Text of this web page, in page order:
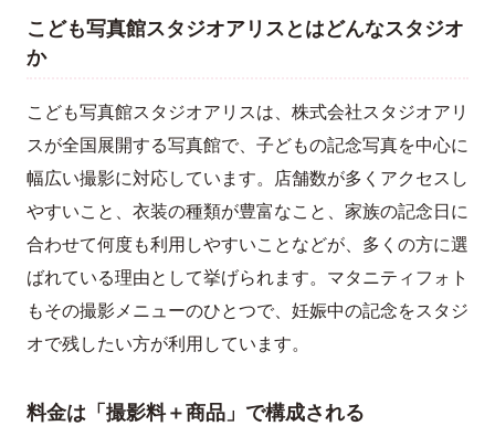
こども写真館スタジオアリスとはどんなスタジオ
か
こども写真館スタジオアリスは、株式会社スタジオアリ
スが全国展開する写真館で、子どもの記念写真を中心に
幅広い撮影に対応しています。店舗数が多くアクセスし
やすいこと、衣装の種類が豊富なこと、家族の記念日に
合わせて何度も利用しやすいことなどが、多くの方に選
ばれている理由として挙げられます。マタニティフォト
もその撮影メニューのひとつで、妊娠中の記念をスタジ
オで残したい方が利用しています。
料金は「撮影料＋商品」で構成される